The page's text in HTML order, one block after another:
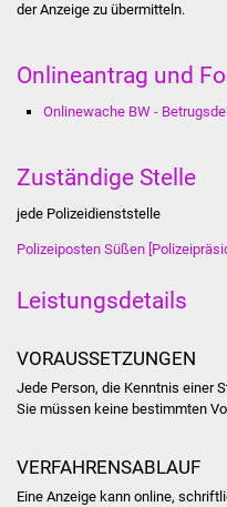
der Anzeige zu übermitteln.
Onlineantrag und
Onlinewache BW -
Zuständige Stelle
jede Polizeidienststelle
Polizeiposten Süßen
Leistungsdetails
VORAUSSETZUNGEN
Jede Person, die Kenntnis einer
Sie müssen keine bestimmten
VERFAHRENSABLAUF
Eine Anzeige kann online,